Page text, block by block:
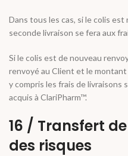
Dans tous les cas, si le colis est
seconde livraison se fera aux
Si le colis est de nouveau
renvoyé au Client et le
y compris les frais de
acquis à ClariPharm™.
16 / Transfert
des risques